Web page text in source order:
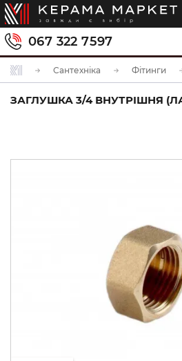
067 322 7597
Сантехніка Фітинги
ЗАГЛУШКА 3/4 ВНУТРІШНЯ